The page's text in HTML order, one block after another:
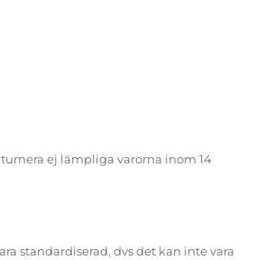
ej lämpliga varorna inom 14
standardiserad, dvs det kan inte vara